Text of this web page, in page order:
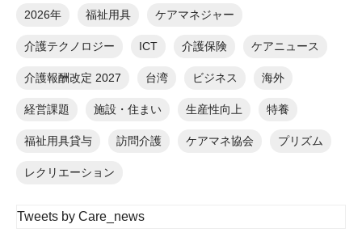
2026年 福祉用具 ケアマネジャー
介護テクノロジー ICT 介護保険 ケアニュース
介護報酬改定 2027 台湾 ビジネス 海外
経営課題 施設・住まい 生産性向上 特養
福祉用具貸与 訪問介護 ケアマネ協会 プリズム
レクリエーション
Tweets by Care_news